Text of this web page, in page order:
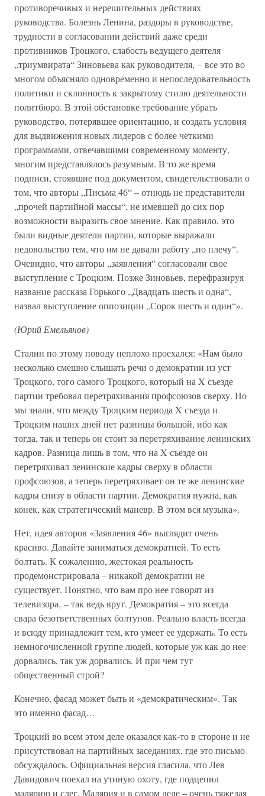
противоречивых и нерешительных действиях
руководства. Болезнь Ленина, раздоры в руководстве,
трудности в согласовании действий даже среди
противников Троцкого, слабость ведущего деятеля
„триумвирата“ Зиновьева как руководителя, – все это во
многом объясняло одновременно и непоследовательность
политики и склонность к закрытому стилю деятельности
политбюро. В этой обстановке требование убрать
руководство, потерявшее ориентацию, и создать условия
для выдвижения новых лидеров с более четкими
программами, отвечавшими современному моменту,
многим представлялось разумным. В то же время
подписи, стоявшие под документом, свидетельствовали о
том, что авторы „Письма 46“ – отнюдь не представители
„прочей партийной массы“, не имевшей до сих пор
возможности выразить свое мнение. Как правило, это
были видные деятели партии, которые выражали
недовольство тем, что им не давали работу „по плечу“.
Очевидно, что авторы „заявления“ согласовали свое
выступление с Троцким. Позже Зиновьев, перефразируя
название рассказа Горького „Двадцать шесть и одна“,
назвал выступление оппозиции „Сорок шесть и один“».
(Юрий Емельянов)
Сталин по этому поводу неплохо проехался: «Нам было
несколько смешно слышать речи о демократии из уст
Троцкого, того самого Троцкого, который на X съезде
партии требовал перетряхивания профсоюзов сверху. Но
мы знали, что между Троцким периода X съезда и
Троцким наших дней нет разницы большой, ибо как
тогда, так и теперь он стоит за перетряхивание ленинских
кадров. Разница лишь в том, что на X съезде он
перетряхивал ленинские кадры сверху в области
профсоюзов, а теперь перетряхивает он те же ленинские
кадры снизу в области партии. Демократия нужна, как
конек, как стратегический маневр. В этом вся музыка».
Нет, идея авторов «Заявления 46» выглядит очень
красиво. Давайте заниматься демократией. То есть
болтать. К сожалению, жестокая реальность
продемонстрировала – никакой демократии не
существует. Понятно, что вам про нее говорят из
телевизора, – так ведь врут. Демократия – это всегда
свара безответственных болтунов. Реально власть всегда
и всюду принадлежит тем, кто умеет ее удержать. То есть
немногочисленной группе людей, которые уж как до нее
дорвались, так уж дорвались. И при чем тут
общественный строй?
Конечно, фасад может быть и «демократическим». Так
это именно фасад…
Троцкий во всем этом деле оказался как-то в стороне и не
присутствовал на партийных заседаниях, где это письмо
обсуждалось. Официальная версия гласила, что Лев
Давидович поехал на утиную охоту, где подцепил
малярию и слег. Малярия и в самом деле – очень тяжелая